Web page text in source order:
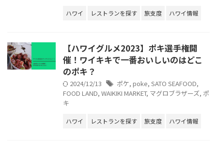
ハワイ レストランを探す 旅支度 ハワイ情報
【ハワイグルメ2023】ポキ選手権開
催！ワイキキで一番おいしいのはどこ
のポキ？
2024/12/13 ポケ, poke, SATO SEAFOOD,
FOOD LAND, WAIKIKI MARKET, マグロブラザーズ, ポ
キ
ハワイ レストランを探す 旅支度 ハワイ情報